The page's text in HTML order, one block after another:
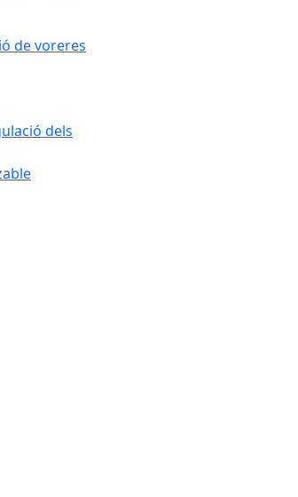
de voreres
dels